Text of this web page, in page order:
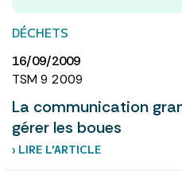
DÉCHETS
16/09/2009
TSM 9 2009
La communication
gérer les boues
› LIRE L’ARTICLE